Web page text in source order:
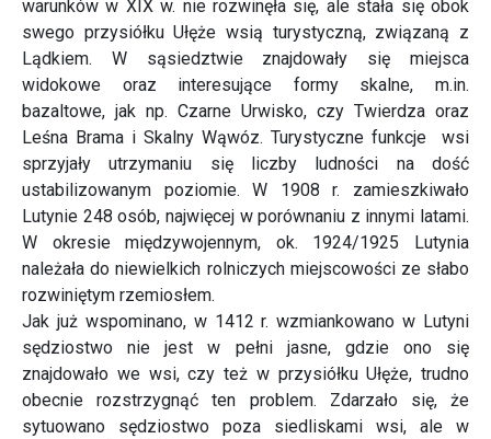
warunków w XIX w. nie rozwinęła się, ale stała się obok
swego przysiółku Ułęże wsią turystyczną, związaną z
Lądkiem. W sąsiedztwie znajdowały się miejsca
widokowe oraz interesujące formy skalne, m.in.
bazaltowe, jak np. Czarne Urwisko, czy Twierdza oraz
Leśna Brama i Skalny Wąwóz. Turystyczne funkcje wsi
sprzyjały utrzymaniu się liczby ludności na dość
ustabilizowanym poziomie. W 1908 r. zamieszkiwało
Lutynie 248 osób, najwięcej w porównaniu z innymi latami.
W okresie międzywojennym, ok. 1924/1925 Lutynia
należała do niewielkich rolniczych miejscowości ze słabo
rozwiniętym rzemiosłem.
Jak już wspominano, w 1412 r. wzmiankowano w Lutyni
sędziostwo nie jest w pełni jasne, gdzie ono się
znajdowało we wsi, czy też w przysiółku Ułęże, trudno
obecnie rozstrzygnąć ten problem. Zdarzało się, że
sytuowano sędziostwo poza siedliskami wsi, ale w